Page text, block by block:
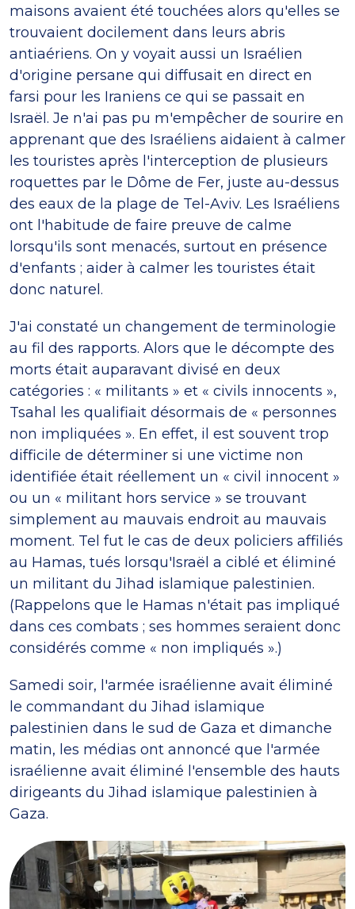
maisons avaient été touchées alors qu'elles se
trouvaient docilement dans leurs abris
antiaériens. On y voyait aussi un Israélien
d'origine persane qui diffusait en direct en
farsi pour les Iraniens ce qui se passait en
Israël. Je n'ai pas pu m'empêcher de sourire en
apprenant que des Israéliens aidaient à calmer
les touristes après l'interception de plusieurs
roquettes par le Dôme de Fer, juste au-dessus
des eaux de la plage de Tel-Aviv. Les Israéliens
ont l'habitude de faire preuve de calme
lorsqu'ils sont menacés, surtout en présence
d'enfants ; aider à calmer les touristes était
donc naturel.
J'ai constaté un changement de terminologie
au fil des rapports. Alors que le décompte des
morts était auparavant divisé en deux
catégories : « militants » et « civils innocents »,
Tsahal les qualifiait désormais de « personnes
non impliquées ». En effet, il est souvent trop
difficile de déterminer si une victime non
identifiée était réellement un « civil innocent »
ou un « militant hors service » se trouvant
simplement au mauvais endroit au mauvais
moment. Tel fut le cas de deux policiers affiliés
au Hamas, tués lorsqu'Israël a ciblé et éliminé
un militant du Jihad islamique palestinien.
(Rappelons que le Hamas n'était pas impliqué
dans ces combats ; ses hommes seraient donc
considérés comme « non impliqués ».)
Samedi soir, l'armée israélienne avait éliminé
le commandant du Jihad islamique
palestinien dans le sud de Gaza et dimanche
matin, les médias ont annoncé que l'armée
israélienne avait éliminé l'ensemble des hauts
dirigeants du Jihad islamique palestinien à
Gaza.